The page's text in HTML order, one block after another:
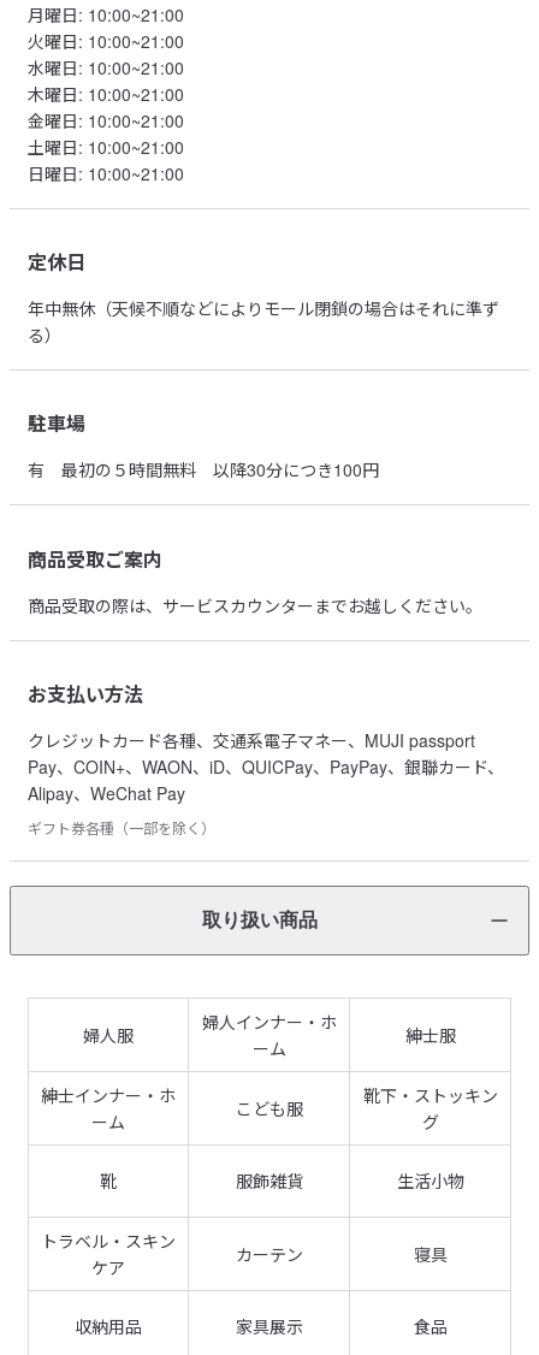
月曜日: 10:00~21:00
火曜日: 10:00~21:00
水曜日: 10:00~21:00
木曜日: 10:00~21:00
金曜日: 10:00~21:00
土曜日: 10:00~21:00
日曜日: 10:00~21:00
定休日
年中無休（天候不順などによりモール閉鎖の場合はそれに準ず
る）
駐車場
有 最初の５時間無料 以降30分につき100円
商品受取ご案内
商品受取の際は、サービスカウンターまでお越しください。
お支払い方法
クレジットカード各種、交通系電子マネー、MUJI passport
Pay、COIN+、WAON、iD、QUICPay、PayPay、銀聯カード、
Alipay、WeChat Pay
ギフト券各種（一部を除く）
取り扱い商品
婦人服
婦人インナー・ホ
ーム
紳士服
紳士インナー・ホ
ーム
こども服
靴下・ストッキン
グ
靴 服飾雑貨 生活小物
トラベル・スキン
ケア
カーテン 寝具
収納用品 家具展示 食品